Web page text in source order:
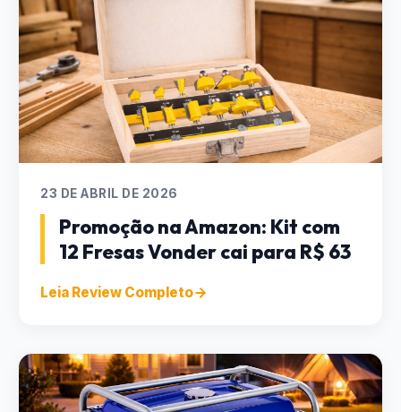
23 DE ABRIL DE 2026
Promoção na Amazon: Kit com
12 Fresas Vonder cai para R$ 63
Leia Review Completo